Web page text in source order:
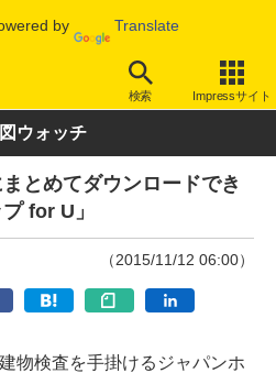
by Translate
検索 Impressサイト
ウォッチ
とめてダウンロードでき
for U」
（2015/11/12 06:00）
物検査を手掛けるジャパンホ